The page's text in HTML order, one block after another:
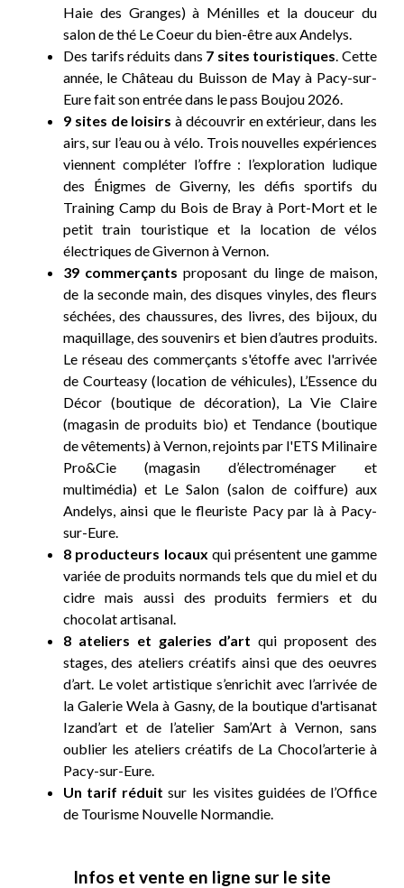
Haie des Granges) à Ménilles et la douceur du
salon de thé Le Coeur du bien-être aux Andelys.
Des tarifs réduits dans 7 sites touristiques . Cette
année, le Château du Buisson de May à Pacy-sur-
Eure fait son entrée dans le pass Boujou 2026.
9 sites de loisirsà découvrir en extérieur, dans les
airs, sur l’eau ou à vélo. Trois nouvelles expériences
viennent compléter l’offre : l’exploration ludique
des Énigmes de Giverny, les défis sportifs du
Training Camp du Bois de Bray à Port-Mort et le
petit train touristique et la location de vélos
électriques de Givernon à Vernon.
39 commerçantsproposant du linge de maison,
de la seconde main, des disques vinyles, des fleurs
séchées, des chaussures, des livres, des bijoux, du
maquillage, des souvenirs et bien d’autres produits.
Le réseau des commerçants s'étoffe avec l'arrivée
de Courteasy (location de véhicules), L’Essence du
Décor (boutique de décoration), La Vie Claire
(magasin de produits bio) et Tendance (boutique
de vêtements) à Vernon, rejoints par l'ETS Milinaire
Pro&Cie (magasin d’électroménager et
multimédia) et Le Salon (salon de coiffure) aux
Andelys, ainsi que le fleuriste Pacy par là à Pacy-
sur-Eure.
8 producteurs locaux qui présentent une gamme
variée de produits normands tels que du miel et du
cidre mais aussi des produits fermiers et du
chocolat artisanal.
8 ateliers et galeries d’artqui proposent des
stages, des ateliers créatifs ainsi que des oeuvres
d’art. Le volet artistique s’enrichit avec l’arrivée de
la Galerie Wela à Gasny, de la boutique d'artisanat
Izand’art et de l’atelier Sam’Art à Vernon, sans
oublier les ateliers créatifs de La Chocol’arterie à
Pacy-sur-Eure.
Un tarif réduitsur les visites guidées de l’Office
de Tourisme Nouvelle Normandie.
Infos et vente en ligne sur le site